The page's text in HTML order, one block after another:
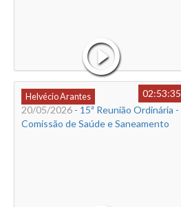
Helvécio Arantes
02:53:35
20/05/2026 - 15ª Reunião Ordinária -
Comissão de Saúde e Saneamento